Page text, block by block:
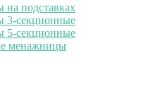
подставках
секционные
секционные
менажницы